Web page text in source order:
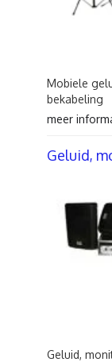
Mobiele
bekabeling
meer
Geluid,
Geluid,